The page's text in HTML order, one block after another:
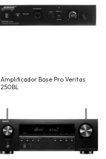
Amplificador Bose Pro Veritas
250BL